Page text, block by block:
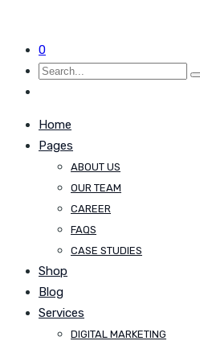
0
Home
Pages
ABOUT US
OUR TEAM
CAREER
FAQS
CASE STUDIES
Shop
Blog
Services
DIGITAL MARKETING